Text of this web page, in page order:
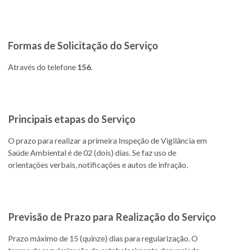
Formas de Solicitação do Serviço
Através do telefone 156.
Principais etapas do Serviço
O prazo para realizar a primeira Inspeção de Vigilância em
Saúde Ambiental é de 02 (dois) dias. Se faz uso de
orientações verbais, notificações e autos de infração.
Previsão de Prazo para Realização do Serviço
Prazo máximo de 15 (quinze) dias para regularização. O